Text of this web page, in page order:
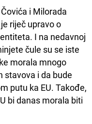
i Milorada
riječ upravo o
I na nedavnoj
čule su se iste
morala mnogo
stavova i da bude
putu ka EU. Takođe,
bi danas morala biti